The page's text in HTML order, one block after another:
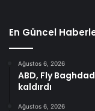
En Güncel
Ağustos 6, 2026
ABD, Fly
kaldırdı
Ağustos 6, 2026